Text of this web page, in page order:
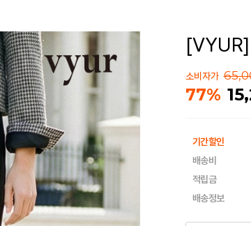
소비자가
77%
기간할인
배송비
적립금
배송정보